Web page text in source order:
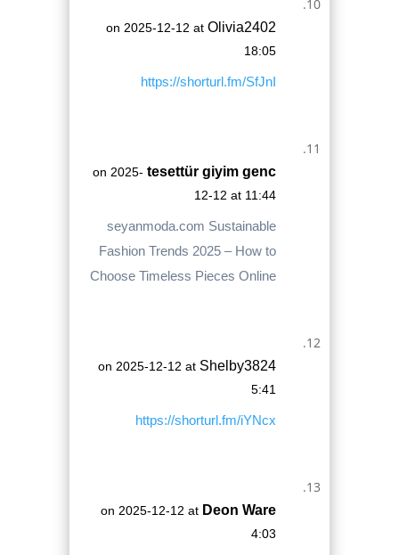
Olivia2402
on 2025-12-12 at
18:05
https://shorturl.fm/SfJnI
tesettür giyim genc
on 2025-
12-12 at 11:44
seyanmoda.com Sustainable
Fashion Trends 2025 – How to
Choose Timeless Pieces Online
Shelby3824
on 2025-12-12 at
5:41
https://shorturl.fm/iYNcx
Deon Ware
on 2025-12-12 at
4:03